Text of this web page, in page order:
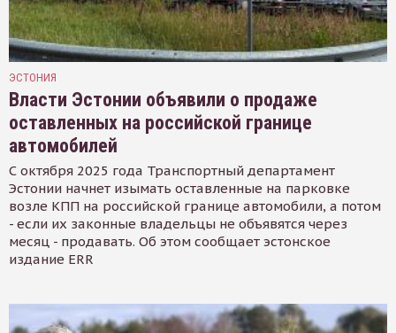
ЭСТОНИЯ
Власти Эстонии объявили о продаже
оставленных на российской границе
автомобилей
С октября 2025 года Транспортный департамент
Эстонии начнет изымать оставленные на парковке
возле КПП на российской границе автомобили, а потом
- если их законные владельцы не объявятся через
месяц - продавать. Об этом сообщает эстонское
издание ERR